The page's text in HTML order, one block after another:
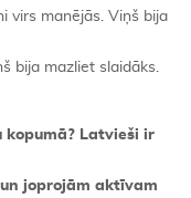
virs manējās. Viņš bija
bija mazliet slaidāks.
kopumā? Latvieši ir
joprojām aktīvam